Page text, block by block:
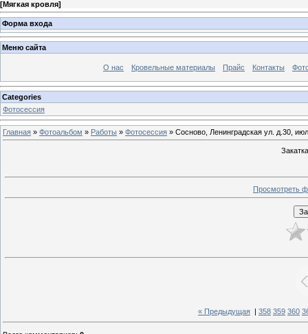
[Мягкая кровля]
Форма входа
Меню сайта
О нас Кровельные материалы Прайс Контакты
Categories
Фотосессия
Главная » Фотоальбом » Работы » Фотосессия » Сосново, Ленинградская ул. д.30,
Просмотреть
« Предыдущая 358 359 360